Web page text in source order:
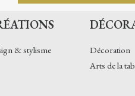
& stylisme
Décoration
Arts de la